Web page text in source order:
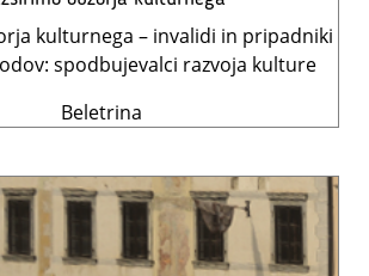
kulturnega – invalidi in pripadniki
spodbujevalci razvoja kulture
Beletrina